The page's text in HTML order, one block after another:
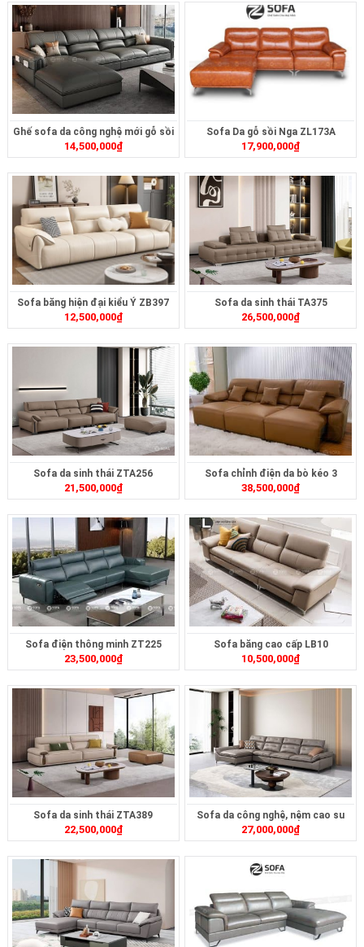
Ghế sofa da công nghệ mới gỗ sồi
L105
14,500,000₫
Sofa Da gỗ sồi Nga ZL173A
17,900,000₫
Sofa băng hiện đại kiểu Ý ZB397
12,500,000₫
Sofa da sinh thái TA375
26,500,000₫
Sofa da sinh thái ZTA256
21,500,000₫
Sofa chỉnh điện da bò kéo 3
ZT3616
38,500,000₫
Sofa điện thông minh ZT225
23,500,000₫
Sofa băng cao cấp LB10
10,500,000₫
Sofa da sinh thái ZTA389
22,500,000₫
Sofa da công nghệ, nệm cao su
non ZTA385
27,000,000₫